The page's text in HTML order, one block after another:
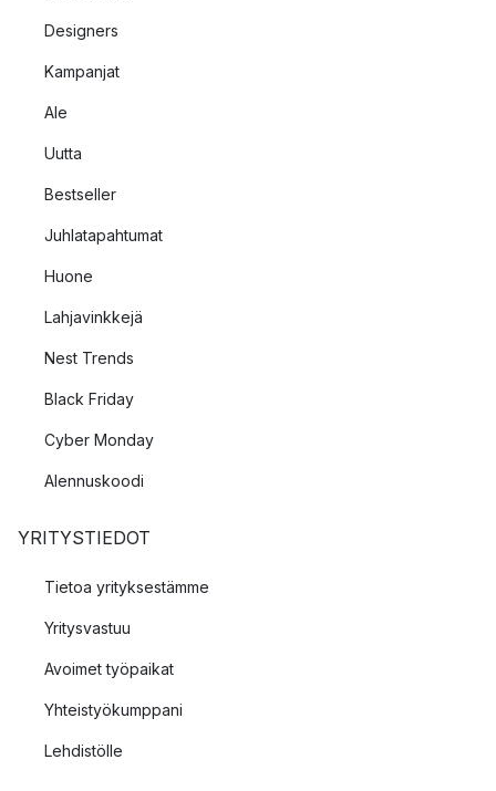
Designers
Kampanjat
Ale
Uutta
Bestseller
Juhlatapahtumat
Huone
Lahjavinkkejä
Nest Trends
Black Friday
Cyber Monday
Alennuskoodi
YRITYSTIEDOT
Tietoa yrityksestämme
Yritysvastuu
Avoimet työpaikat
Yhteistyökumppani
Lehdistölle